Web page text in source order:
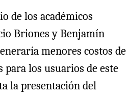
de los académicos
Briones y Benjamín
menores costos de
para los usuarios de este
la presentación del